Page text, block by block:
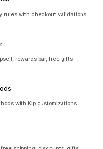
rules with checkout validations
rewards bar, free gifts
with Kip customizations.